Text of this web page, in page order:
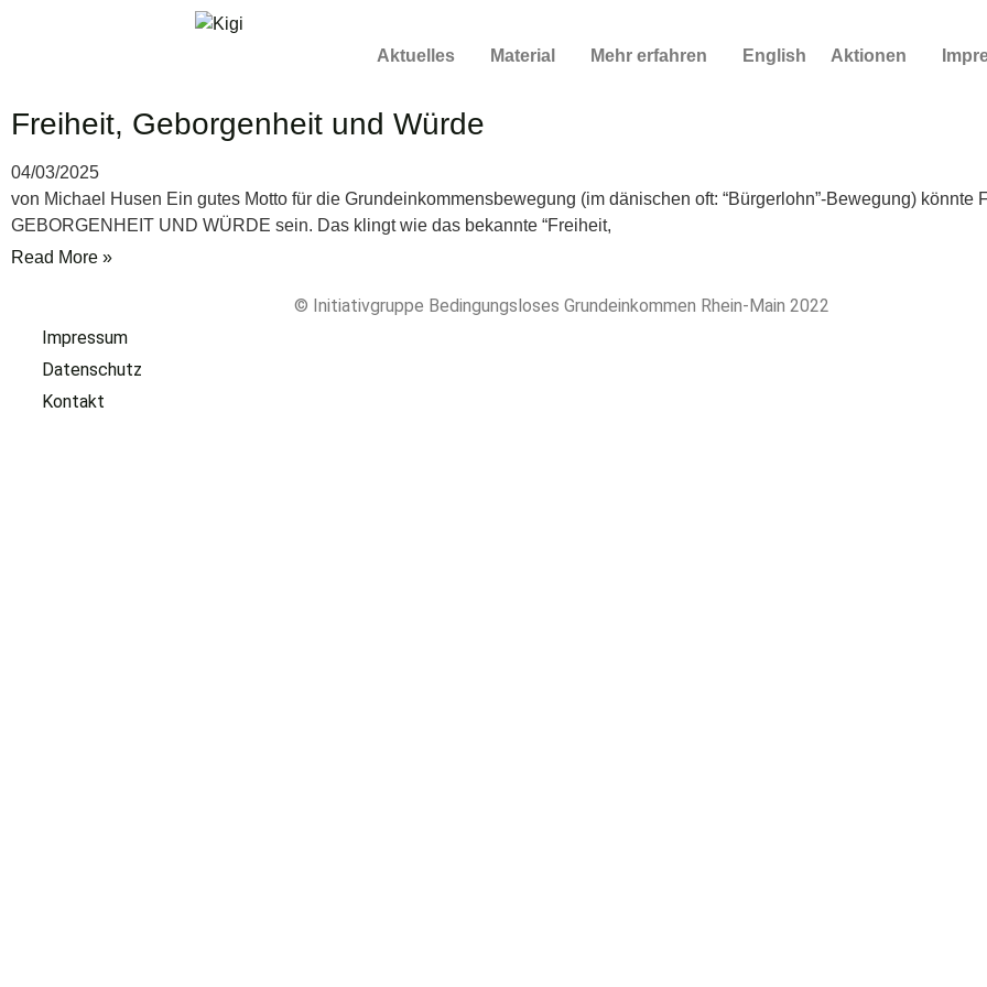
Aktuelles Material Mehr erfahren English Aktionen
Freiheit, Geborgenheit und Würde
04/03/2025
von Michael Husen Ein gutes Motto für die Grundeinkommensbewegung (im dänischen oft: “Bürgerlohn”-Bewegung) könnte
GEBORGENHEIT UND WÜRDE sein. Das klingt wie das bekannte “Freiheit,
Read More »
© Initiativgruppe Bedingungsloses Grundeinkommen Rhein-Main 2022
Impressum
Datenschutz
Kontakt